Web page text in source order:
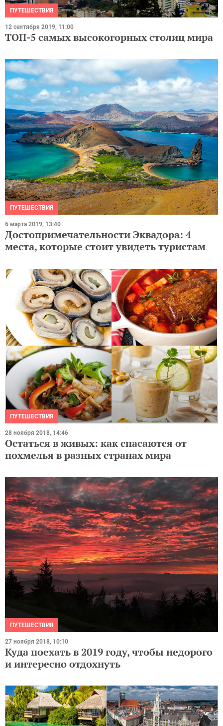
ПУТЕШЕСТВИЯ
12 сентября 2019, 11:00
ТОП-5 самых высокогорных столиц мира
ПУТЕШЕСТВИЯ
6 марта 2019, 13:40
Достопримечательности Эквадора: 4
места, которые стоит увидеть туристам
ПУТЕШЕСТВИЯ
28 ноября 2018, 14:46
Остаться в живых: как спасаются от
похмелья в разных странах мира
ПУТЕШЕСТВИЯ
27 ноября 2018, 10:10
Куда поехать в 2019 году, чтобы недорого
и интересно отдохнуть